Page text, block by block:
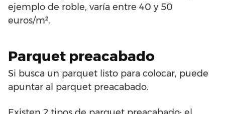
ejemplo de roble, varía entre 40 y 50
euros/m².
Parquet preacabado
Si busca un parquet listo para colocar, puede
apuntar al parquet preacabado.